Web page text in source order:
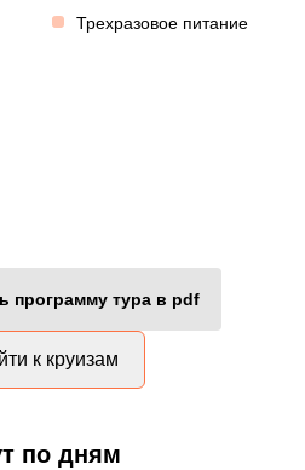
Трехразовое питание
программу тура в pdf
к круизам
по дням